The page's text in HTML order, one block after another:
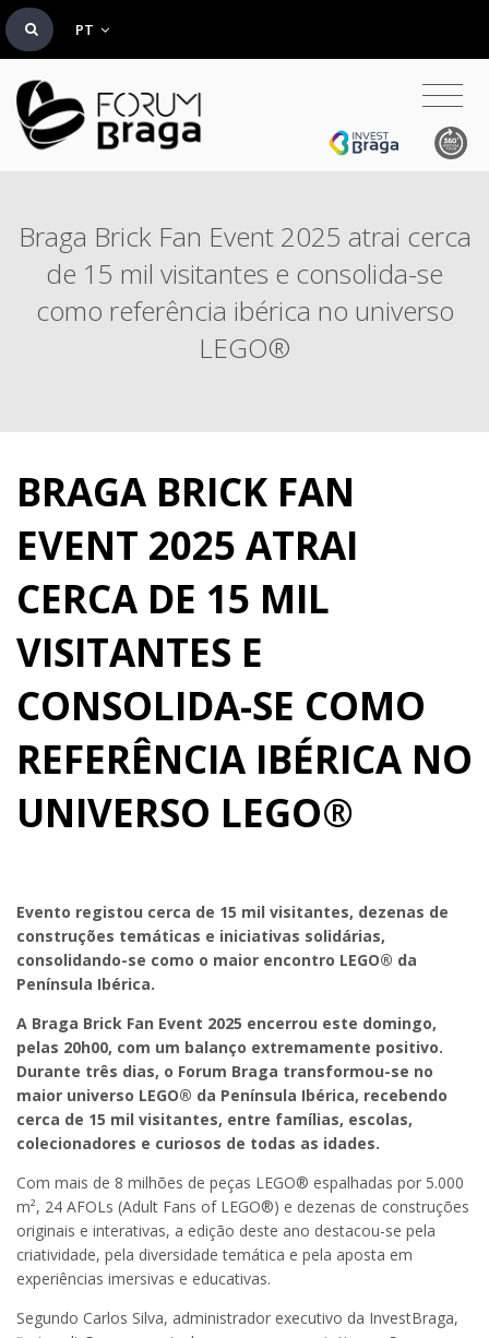
PT
Braga Brick Fan Event 2025 atrai cerca
de 15 mil visitantes e consolida-se
como referência ibérica no universo
LEGO®
BRAGA BRICK FAN
EVENT 2025 ATRAI
CERCA DE 15 MIL
VISITANTES E
CONSOLIDA-SE COMO
REFERÊNCIA IBÉRICA NO
UNIVERSO LEGO®
Evento registou cerca de 15 mil visitantes, dezenas de
construções temáticas e iniciativas solidárias,
consolidando-se como o maior encontro LEGO® da
Península Ibérica.
A Braga Brick Fan Event 2025 encerrou este domingo,
pelas 20h00, com um balanço extremamente positivo.
Durante três dias, o Forum Braga transformou-se no
maior universo LEGO® da Península Ibérica, recebendo
cerca de 15 mil visitantes, entre famílias, escolas,
colecionadores e curiosos de todas as idades.
Com mais de 8 milhões de peças LEGO® espalhadas por 5.000
m², 24 AFOLs (Adult Fans of LEGO®) e dezenas de construções
originais e interativas, a edição deste ano destacou-se pela
criatividade, pela diversidade temática e pela aposta em
experiências imersivas e educativas.
Segundo Carlos Silva, administrador executivo da InvestBraga,